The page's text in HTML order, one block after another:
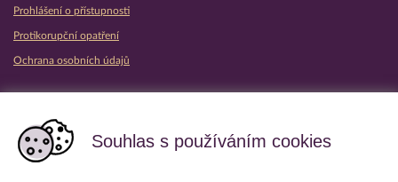
Souhlas s používáním cookies
Prohlášení o přístupnosti
Protikorupční opatření
Ochrana osobních údajů